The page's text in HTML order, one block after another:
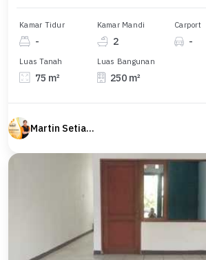
Kamar Tidur
-
Kamar Mandi
2
Carport
-
Luas Tanah
75 m²
Luas Bangunan
250 m²
Martin Setiawan Tjandra